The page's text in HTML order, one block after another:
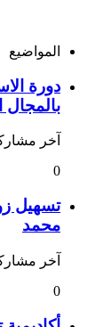
المواضيع
دورة
بالمجال
آخر
0
محمد
آخر
0